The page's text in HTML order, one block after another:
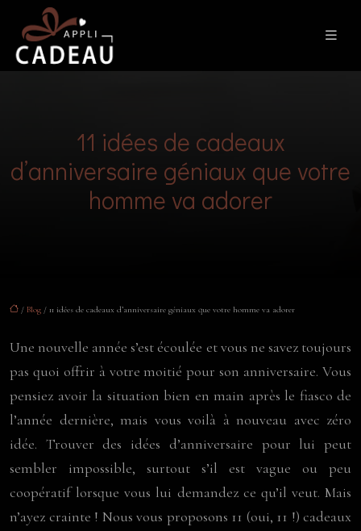
11 idées de cadeaux
d’anniversaire géniaux que votre
homme va adorer
/ Blog / 11 idées de cadeaux d’anniversaire géniaux que votre homme va adorer
Une nouvelle année s’est écoulée et vous ne savez toujours
pas quoi offrir à votre moitié pour son anniversaire. Vous
pensiez avoir la situation bien en main après le fiasco de
l’année dernière, mais vous voilà à nouveau avec zéro
idée. Trouver des idées d’anniversaire pour lui peut
sembler impossible, surtout s’il est vague ou peu
coopératif lorsque vous lui demandez ce qu’il veut. Mais
n’ayez crainte ! Nous vous proposons 11 (oui, 11 !) cadeaux